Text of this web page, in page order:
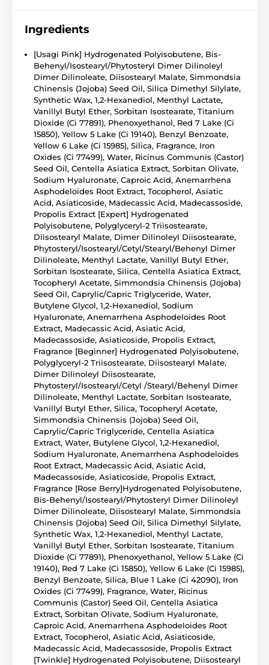
Ingredients
[Usagi Pink] Hydrogenated Polyisobutene, Bis-
Behenyl/Isostearyl/Phytosteryl Dimer Dilinoleyl
Dimer Dilinoleate, Diisostearyl Malate, Simmondsia
Chinensis (Jojoba) Seed Oil, Silica Dimethyl Silylate,
Synthetic Wax, 1,2-Hexanediol, Menthyl Lactate,
Vanillyl Butyl Ether, Sorbitan Isostearate, Titanium
Dioxide (Ci 77891), Phenoxyethanol, Red 7 Lake (Ci
15850), Yellow 5 Lake (Ci 19140), Benzyl Benzoate,
Yellow 6 Lake (Ci 15985), Silica, Fragrance, Iron
Oxides (Ci 77499), Water, Ricinus Communis (Castor)
Seed Oil, Centella Asiatica Extract, Sorbitan Olivate,
Sodium Hyaluronate, Caproic Acid, Anemarrhena
Asphodeloides Root Extract, Tocopherol, Asiatic
Acid, Asiaticoside, Madecassic Acid, Madecassoside,
Propolis Extract [Expert] Hydrogenated
Polyisobutene, Polyglyceryl-2 Triisostearate,
Diisostearyl Malate, Dimer Dilinoleyl Diisostearate,
Phytosteryl/Isostearyl/Cetyl/Stearyl/Behenyl Dimer
Dilinoleate, Menthyl Lactate, Vanillyl Butyl Ether,
Sorbitan Isostearate, Silica, Centella Asiatica Extract,
Tocopheryl Acetate, Simmondsia Chinensis (Jojoba)
Seed Oil, Caprylic/Capric Triglyceride, Water,
Butylene Glycol, 1,2-Hexanediol, Sodium
Hyaluronate, Anemarrhena Asphodeloides Root
Extract, Madecassic Acid, Asiatic Acid,
Madecassoside, Asiaticoside, Propolis Extract,
Fragrance [Beginner] Hydrogenated Polyisobutene,
Polyglyceryl-2 Triisostearate, Diisostearyl Malate,
Dimer Dilinoleyl Diisostearate,
Phytosteryl/Isostearyl/Cetyl /Stearyl/Behenyl Dimer
Dilinoleate, Menthyl Lactate, Sorbitan Isostearate,
Vanillyl Butyl Ether, Silica, Tocopheryl Acetate,
Simmondsia Chinensis (Jojoba) Seed Oil,
Caprylic/Capric Triglyceride, Centella Asiatica
Extract, Water, Butylene Glycol, 1,2-Hexanediol,
Sodium Hyaluronate, Anemarrhena Asphodeloides
Root Extract, Madecassic Acid, Asiatic Acid,
Madecassoside, Asiaticoside, Propolis Extract,
Fragrance [Rose Berry]Hydrogenated Polyisobutene,
Bis-Behenyl/Isostearyl/Phytosteryl Dimer Dilinoleyl
Dimer Dilinoleate, Diisostearyl Malate, Simmondsia
Chinensis (Jojoba) Seed Oil, Silica Dimethyl Silylate,
Synthetic Wax, 1,2-Hexanediol, Menthyl Lactate,
Vanillyl Butyl Ether, Sorbitan Isostearate, Titanium
Dioxide (Ci 77891), Phenoxyethanol, Yellow 5 Lake (Ci
19140), Red 7 Lake (Ci 15850), Yellow 6 Lake (Ci 15985),
Benzyl Benzoate, Silica, Blue 1 Lake (Ci 42090), Iron
Oxides (Ci 77499), Fragrance, Water, Ricinus
Communis (Castor) Seed Oil, Centella Asiatica
Extract, Sorbitan Olivate, Sodium Hyaluronate,
Caproic Acid, Anemarrhena Asphodeloides Root
Extract, Tocopherol, Asiatic Acid, Asiaticoside,
Madecassic Acid, Madecassoside, Propolis Extract
[Twinkle] Hydrogenated Polyisobutene, Diisostearyl